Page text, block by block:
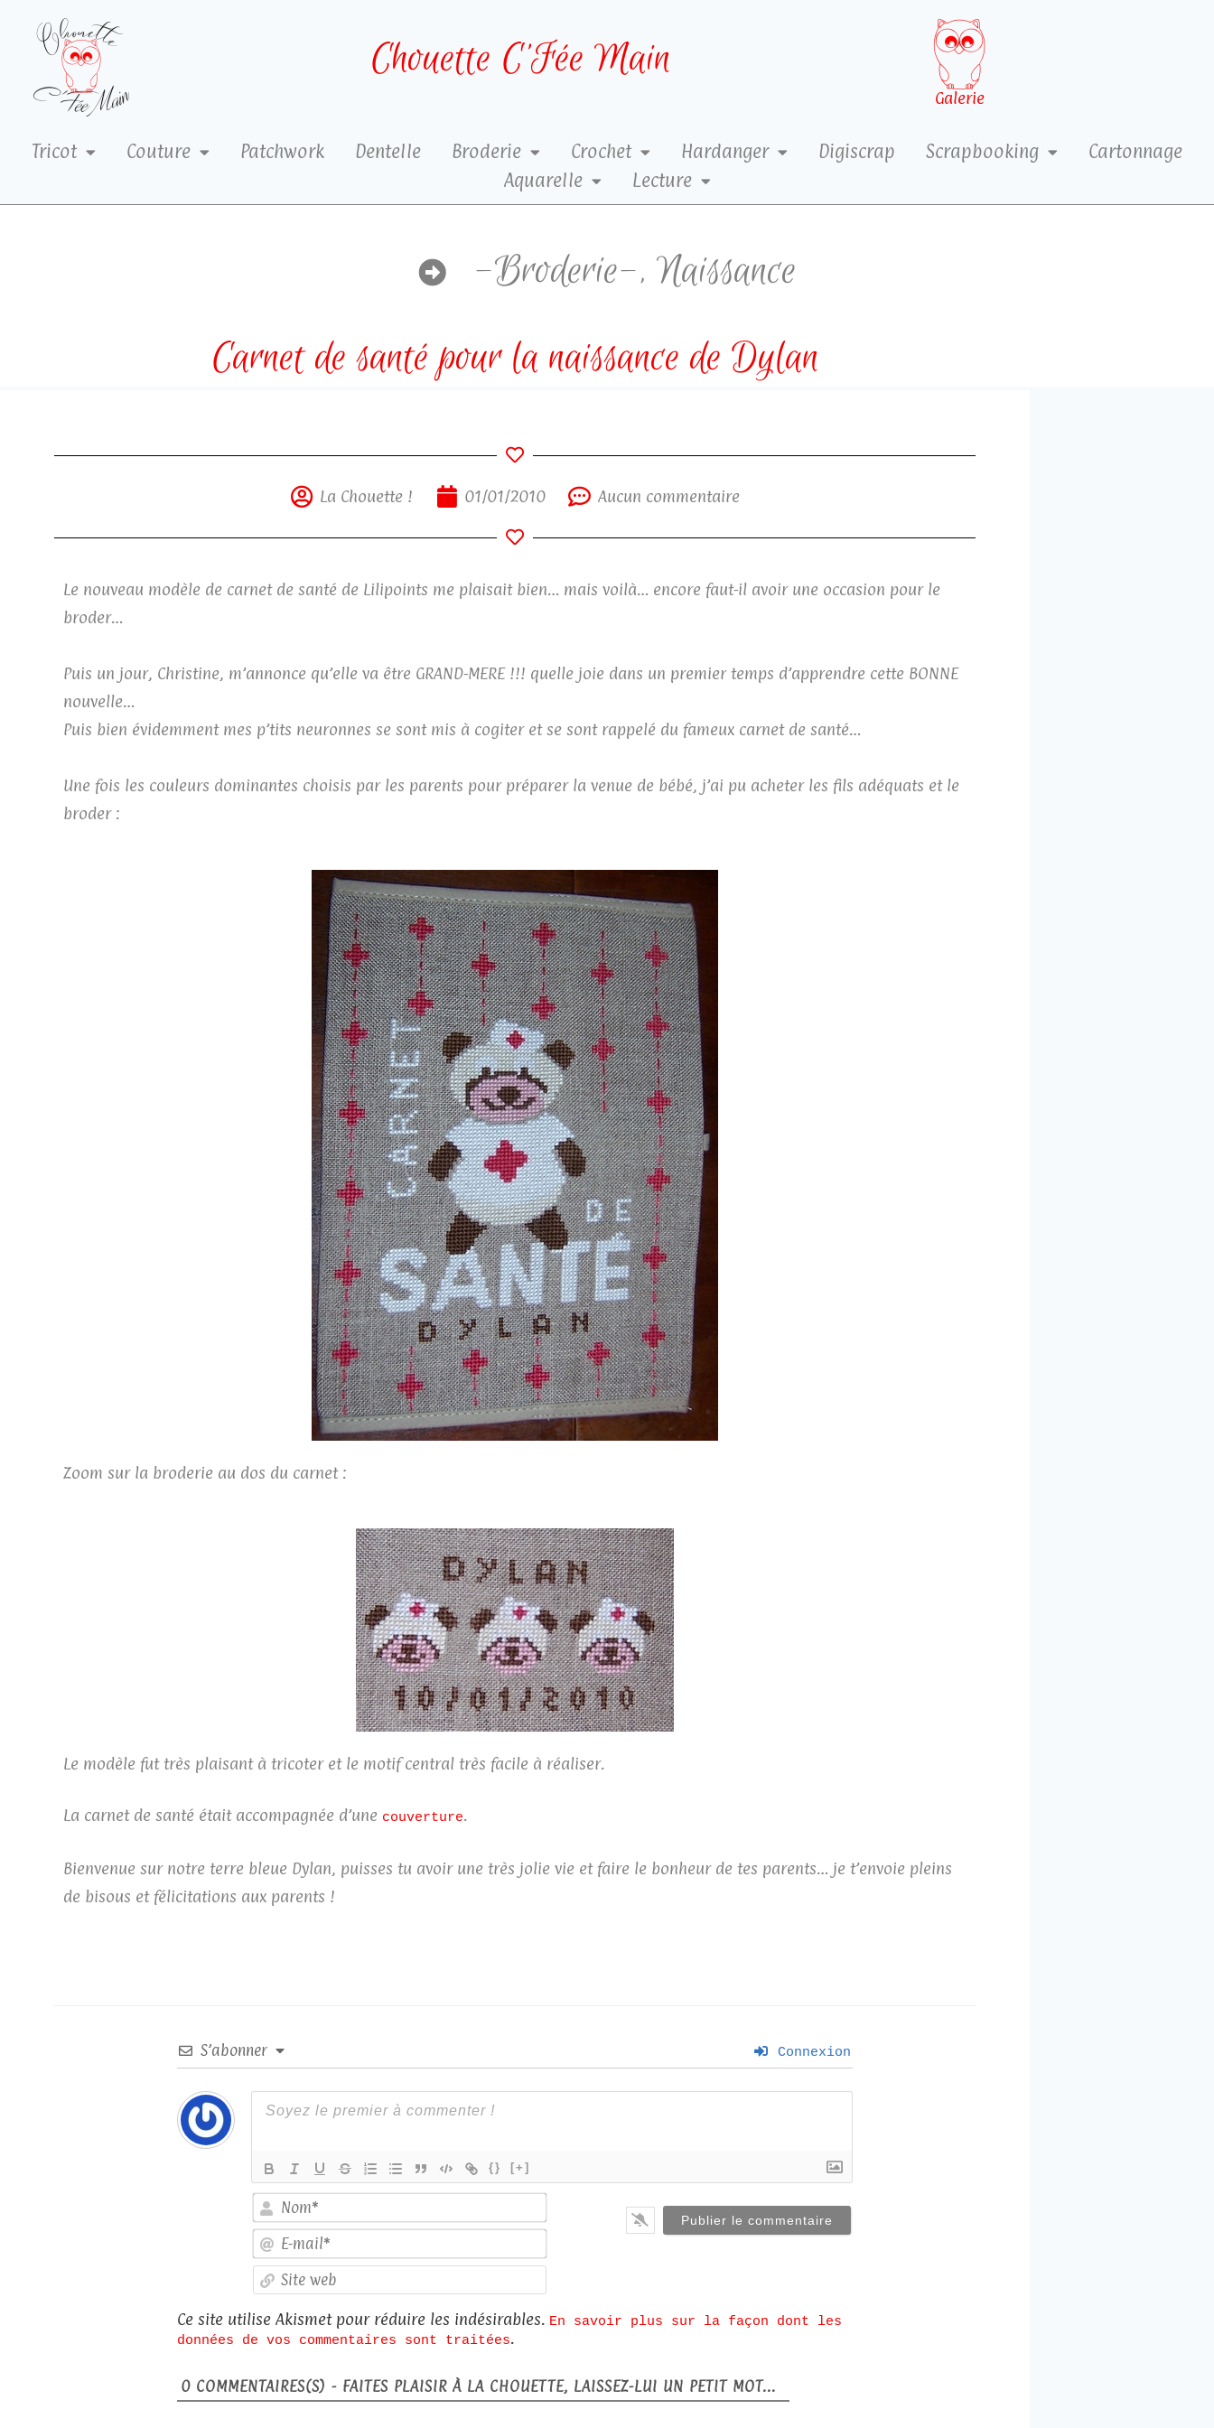
Chouette C’Fée Main
Galerie
Tricot Couture Patchwork Dentelle Broderie Crochet Hardanger Digiscrap Scrapbooking
Cartonnage
Aquarelle
Lecture
-Broderie-, Naissance
Carnet de santé pour la naissance de Dylan
La Chouette ! 01/01/2010 Aucun commentaire
Le nouveau modèle de carnet de santé de Lilipoints me plaisait bien… mais voilà… encore faut-il avoir une occasion pour le
broder…
Puis un jour, Christine, m’annonce qu’elle va être GRAND-MERE !!! quelle joie dans un premier temps d’apprendre cette BONNE
nouvelle…
Puis bien évidemment mes p’tits neuronnes se sont mis à cogiter et se sont rappelé du fameux carnet de santé…
Une fois les couleurs dominantes choisis par les parents pour préparer la venue de bébé, j’ai pu acheter les fils adéquats et le
broder :
Zoom sur la broderie au dos du carnet :
Le modèle fut très plaisant à tricoter et le motif central très facile à réaliser.
La carnet de santé était accompagnée d’une couverture.
Bienvenue sur notre terre bleue Dylan, puisses tu avoir une très jolie vie et faire le bonheur de tes parents… je t’envoie pleins
de bisous et félicitations aux parents !
S’abonner Connexion
{} [+]
Nom*
E-
mail*
web
Ce site utilise Akismet pour réduire les indésirables. En savoir plus sur la façon dont les
données de vos commentaires sont traitées.
0 COMMENTAIRES(S) - FAITES PLAISIR À LA CHOUETTE, LAISSEZ-LUI UN PETIT MOT...